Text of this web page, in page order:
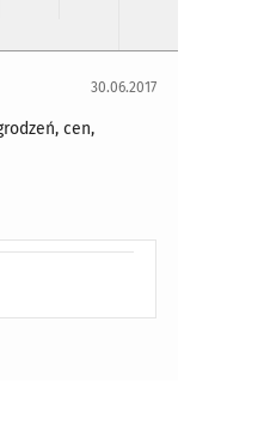
30.06.2017
cen,